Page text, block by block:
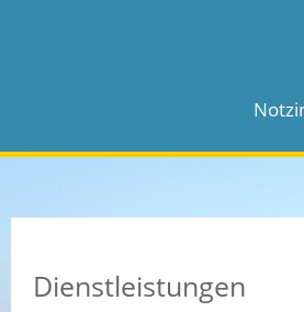
Dienstleistungen